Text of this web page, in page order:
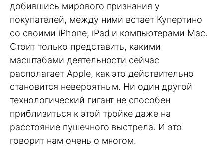
добившись мирового признания у
покупателей, между ними встает Купертино
со своими iPhone, iPad и компьютерами Mac.
Стоит только представить, какими
масштабами деятельности сейчас
располагает Apple, как это действительно
становится невероятным. Ни один другой
технологический гигант не способен
приблизиться к этой тройке даже на
расстояние пушечного выстрела. И это
говорит нам очень о многом.